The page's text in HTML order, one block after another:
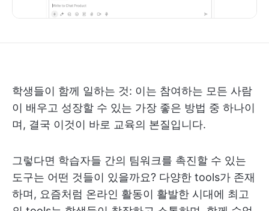
학생들이 함께 일하는 것: 이는 참여하는 모든 사람
이 배우고 성장할 수 있는 가장 좋은 방법 중 하나이
며, 결국 이것이 바로 교육의 본질입니다.
그렇다면 학습자들 간의 팀워크를 촉진할 수 있는
도구는 어떤 것들이 있을까요? 다양한 tools가 존재
하며, 요즘처럼 온라인 활동이 활발한 시대에 최고